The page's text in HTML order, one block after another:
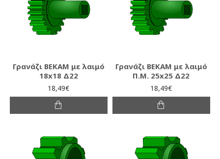
Γρανάζι ΒΕΚΑΜ με λαιμό
18x18 Δ22
18,49€
Γρανάζι ΒΕΚΑΜ με λαιμό
Π.Μ. 25x25 Δ22
18,49€